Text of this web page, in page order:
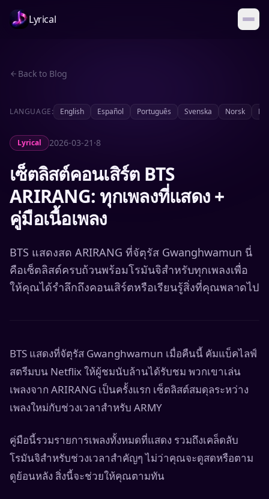
Lyrical
Back to Blog
LANGUAGE: English Español Português Svenska Norsk
Lyrical 2026-03-21 ·8
เซ็ตลิสต์คอนเสิร์ต BTS
ARIRANG: ทุกเพลงที่แสดง +
คู่มือเนื้อเพลง
BTS แสดงสด ARIRANG ที่จัตุรัส Gwanghwamun นี่
คือเซ็ตลิสต์ครบถ้วนพร้อมโรมันจิสำหรับทุกเพลงเพื่อ
ให้คุณได้รำลึกถึงคอนเสิร์ตหรือเรียนรู้สิ่งที่คุณพลาดไป
BTS แสดงที่จัตุรัส Gwanghwamun เมื่อคืนนี้ คัมแบ็คไลฟ์
สตรีมบน Netflix ให้ผู้ชมนับล้านได้รับชม พวกเขาเล่น
เพลงจาก ARIRANG เป็นครั้งแรก เซ็ตลิสต์สมดุลระหว่าง
เพลงใหม่กับช่วงเวลาสำหรับ ARMY
คู่มือนี้รวมรายการเพลงทั้งหมดที่แสดง รวมถึงเคล็ดลับ
โรมันจิสำหรับช่วงเวลาสำคัญๆ ไม่ว่าคุณจะดูสดหรือตาม
ดูย้อนหลัง สิ่งนี้จะช่วยให้คุณตามทัน